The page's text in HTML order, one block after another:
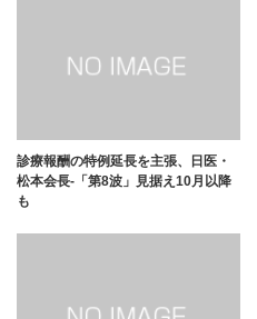
診療報酬の特例延長を主張、日医・
松本会長-「第8波」見据え10月以降
も